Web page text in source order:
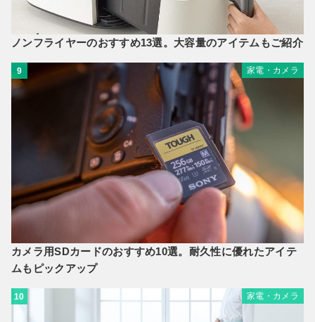
ノンフライヤーのおすすめ13選。大容量のアイテムもご紹介
9 家電・カメラ
カメラ用SDカードのおすすめ10選。耐久性に優れたアイテ
ムもピックアップ
10 家電・カメラ